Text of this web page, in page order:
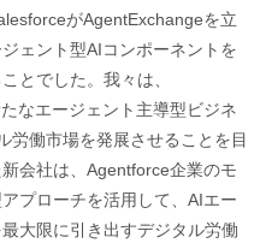
がAgentExchangeを立
ェント型AIコンポーネントを
とでした。我々は、
なエージェント主導型ビジネ
労働市場を発展させることを目
会社は、Agentforce企業のモ
プローチを活用して、AIエー
大限に引き出すデジタル労働